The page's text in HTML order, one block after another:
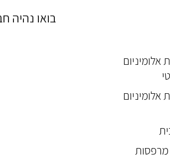
אלומיניום
אלומיניום
מרפסות
בואו נהיה